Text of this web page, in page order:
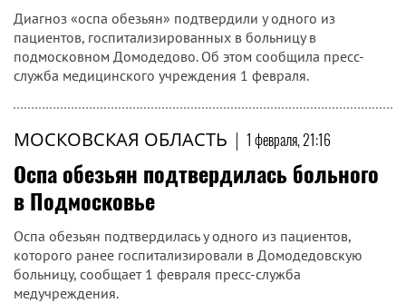
Диагноз «оспа обезьян» подтвердили у одного из
пациентов, госпитализированных в больницу в
подмосковном Домодедово. Об этом сообщила пресс-
служба медицинского учреждения 1 февраля.
МОСКОВСКАЯ ОБЛАСТЬ | 1 февраля, 21:16
Оспа обезьян подтвердилась больного
в Подмосковье
Оспа обезьян подтвердилась у одного из пациентов,
которого ранее госпитализировали в Домодедовскую
больницу, сообщает 1 февраля пресс-служба
медучреждения.